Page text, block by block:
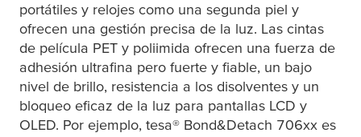
portátiles y relojes como una segunda piel y
ofrecen una gestión precisa de la luz. Las cintas
de película PET y poliimida ofrecen una fuerza de
adhesión ultrafina pero fuerte y fiable, un bajo
nivel de brillo, resistencia a los disolventes y un
bloqueo eficaz de la luz para pantallas LCD y
OLED. Por ejemplo, tesa® Bond&Detach 706xx es